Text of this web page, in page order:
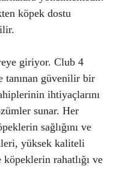
köpek dostu
giriyor. Club 4
tanınan güvenilir bir
ihtiyaçlarını
sunar. Her
sağlığını ve
yüksek kaliteli
rahatlığı ve